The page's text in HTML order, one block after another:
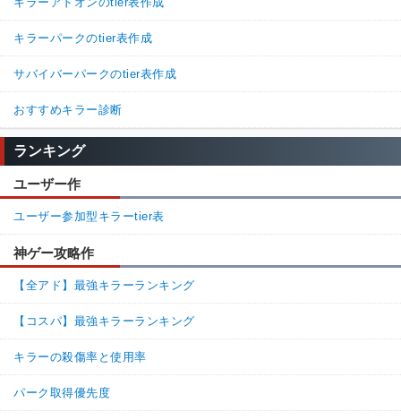
キラーパークのtier表作成
サバイバーパークのtier表作成
おすすめキラー診断
ランキング
ユーザー作
ユーザー参加型キラーtier表
神ゲー攻略作
【全アド】最強キラーランキング
【コスパ】最強キラーランキング
キラーの殺傷率と使用率
パーク取得優先度